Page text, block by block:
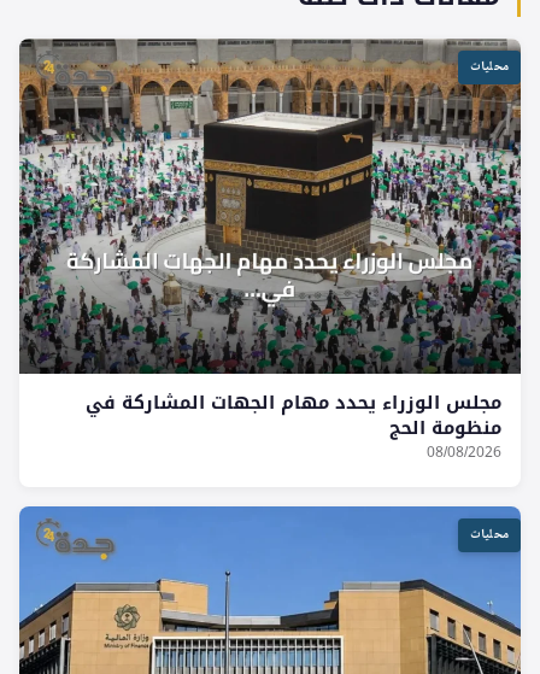
محليات
مجلس الوزراء يحدد مهام الجهات المشاركة في
منظومة الحج
08/08/2026
محليات